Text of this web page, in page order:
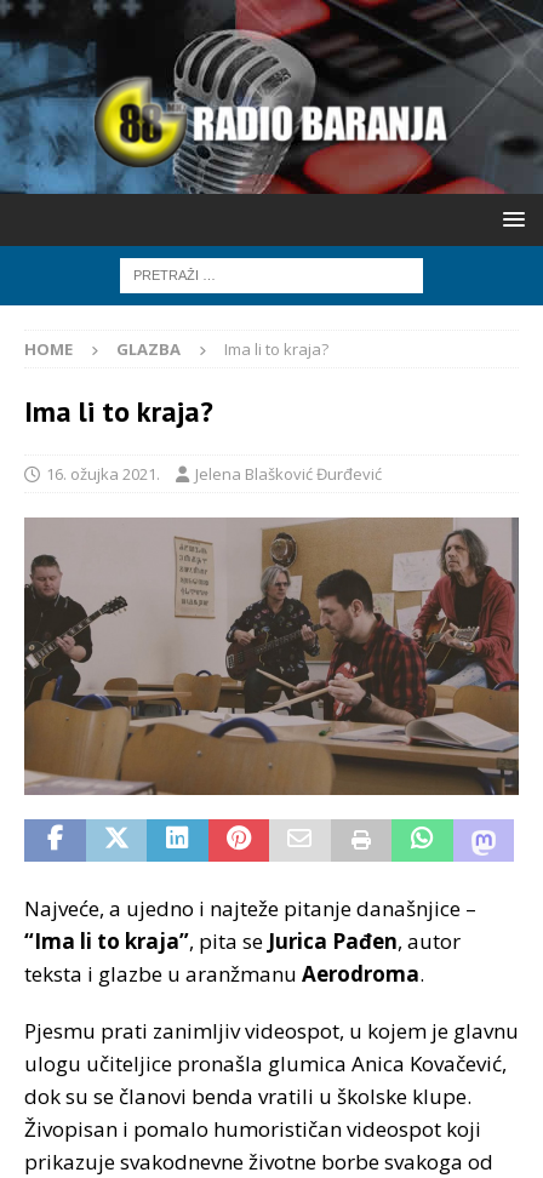
HOME GLAZBA Ima li to kraja?
Ima li to kraja?
16. ožujka 2021. Jelena Blašković Đurđević
Najveće, a ujedno i najteže pitanje današnjice –
“Ima li to kraja”, pita se Jurica Pađen, autor
teksta i glazbe u aranžmanu Aerodroma.
Pjesmu prati zanimljiv videospot, u kojem je glavnu
ulogu učiteljice pronašla glumica Anica Kovačević,
dok su se članovi benda vratili u školske klupe.
Živopisan i pomalo humorističan videospot koji
prikazuje svakodnevne životne borbe svakoga od